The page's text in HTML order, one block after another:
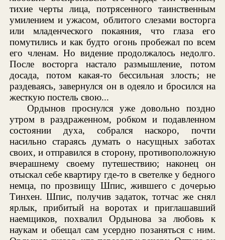
тихие черты лица, потрясенного таинственным
умилением и ужасом, облитого слезами восторга
или младенческого покаяния, что глаза его
помутились и как будто огонь пробежал по всем
его членам. Но видение продолжалось недолго.
После восторга настало размышление, потом
досада, потом какая-то бессильная злость; не
раздеваясь, завернулся он в одеяло и бросился на
жесткую постель свою...
Ордынов проснулся уже довольно поздно
утром в раздраженном, робком и подавленном
состоянии духа, собрался наскоро, почти
насильно стараясь думать о насущных заботах
своих, и отправился в сторону, противоположную
вчерашнему своему путешествию; наконец он
отыскал себе квартиру где-то в светелке у бедного
немца, по прозвищу Шпис, жившего с дочерью
Тинхен. Шпис, получив задаток, тотчас же снял
ярлык, прибитый на воротах и приглашавший
наемщиков, похвалил Ордынова за любовь к
наукам и обещал сам усердно позаняться с ним.